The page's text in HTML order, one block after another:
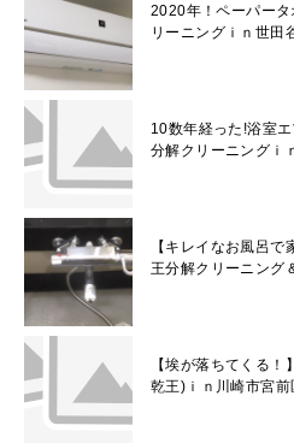
2020年！ペーパータ
リーニングｉｎ世田
10数年経った!浴室
分解クリーニングｉ
【キレイなお風呂
王分解クリーニング
【埃が落ちてくる
乾王)ｉｎ川崎市宮前